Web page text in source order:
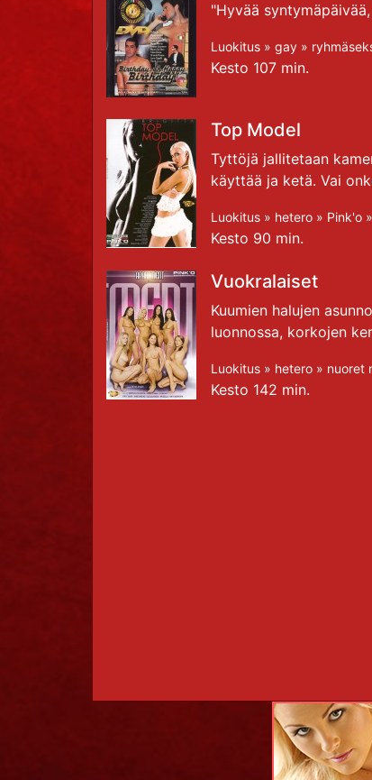
"Hyvää
Luokitus » gay »
Kesto 107 min.
Top Model
Tyttöjä jallitetaan
käyttää ja ketä. Vai
Luokitus » hetero » Pink'o »
Kesto 90 min.
Vuokralaiset
Kuumien halujen
luonnossa, korkojen
Luokitus » hetero » nuoret
Kesto 142 min.